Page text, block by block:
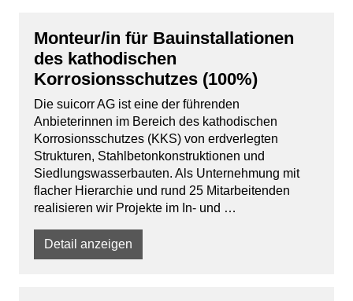
Monteur/in für Bauinstallationen
des kathodischen
Korrosionsschutzes (100%)
Die suicorr AG ist eine der führenden
Anbieterinnen im Bereich des kathodischen
Korrosionsschutzes (KKS) von erdverlegten
Strukturen, Stahlbetonkonstruktionen und
Siedlungswasserbauten. Als Unternehmung mit
flacher Hierarchie und rund 25 Mitarbeitenden
realisieren wir Projekte im In- und …
Detail anzeigen